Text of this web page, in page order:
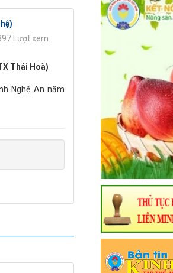
Lượt xem
Thái Hoà)
Nghệ An năm